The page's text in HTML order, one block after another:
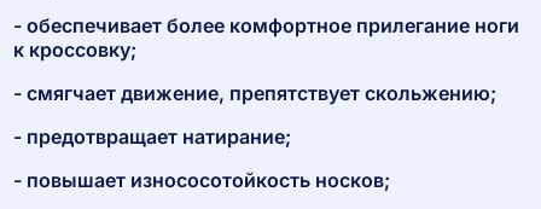
- обеспечивает более комфортное прилегание ноги
к кроссовку;
- смягчает движение, препятствует скольжению;
- предотвращает натирание;
- повышает износосотойкость носков;